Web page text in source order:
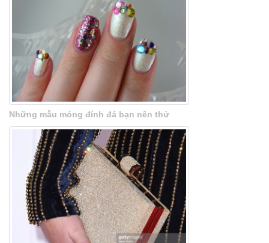
Những mẫu móng đính đá bạn nên thử